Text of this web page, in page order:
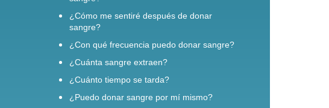
¿Cómo me sentiré después de donar
sangre?
¿Con qué frecuencia puedo donar sangre?
¿Cuánta sangre extraen?
¿Cuánto tiempo se tarda?
¿Puedo donar sangre por mí mismo?